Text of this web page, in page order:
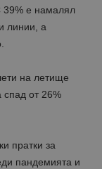
39% е намалял
линии, а
на летище
от 26%
пратки за
пандемията и